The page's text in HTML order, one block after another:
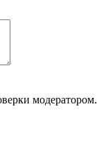
модератором.